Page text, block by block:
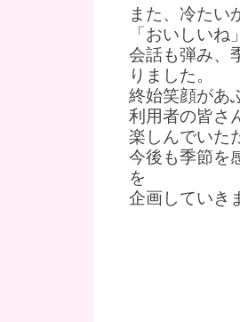
また、冷たい
「おいしい
会話も弾み、
りました。
終始笑顔があ
利用者の皆さ
楽しんでいた
今後も季節を
を
企画していき